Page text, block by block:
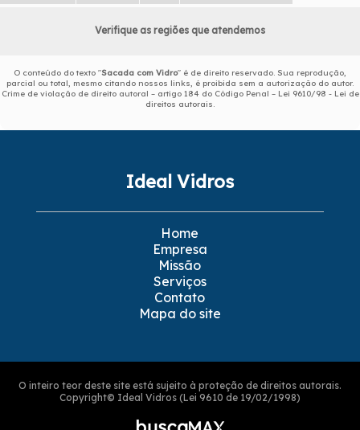
Verifique as regiões que atendemos
O conteúdo do texto "Sacada com Vidro" é de direito reservado. Sua reprodução,
parcial ou total, mesmo citando nossos links, é proibida sem a autorização do autor.
Crime de violação de direito autoral – artigo 184 do Código Penal – Lei 9610/98 - Lei de
direitos autorais.
Ideal Vidros
Home
Empresa
Missão
Serviços
Contato
Mapa do site
O inteiro teor deste site está sujeito à proteção de direitos autorais.
Copyright© Ideal Vidros (Lei 9610 de 19/02/1998)